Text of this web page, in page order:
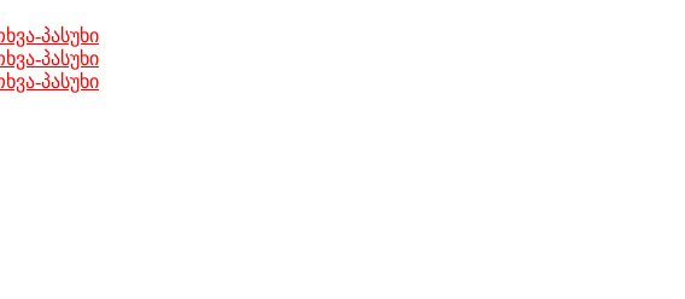
პასუხი
პასუხი
პასუხი